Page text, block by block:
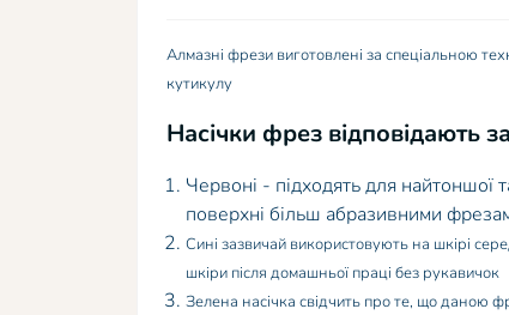
Алмазні фрези виготовлені за спеціальною
кутикулу
Насічки фрез відповідають
Червоні - підходять для найтоншої
поверхні більш абразивними
Сині зазвичай використовують на шкірі
шкіри після домашньої праці без рукавичок
Зелена насічка свідчить про те, що даною